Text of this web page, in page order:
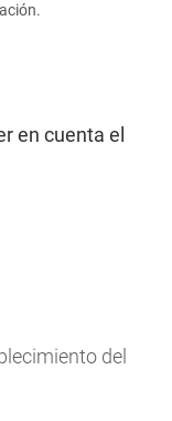
en cuenta el
del